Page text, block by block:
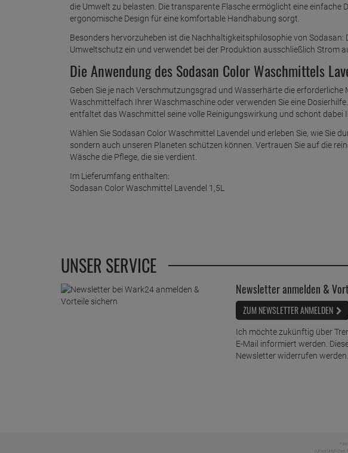
die Umwelt zu belasten. Die transparente Flasche ermöglicht eine einfache
ergonomische Design für eine komfortable Handhabung sorgt.
Besonders hervorzuheben ist die Nachhaltigkeitsphilosophie von
Umweltschutz ein und verwendet bei der Produktion ausschließlich Strom
Die Anwendung des Sodasan Color Waschmittels
Geben Sie je nach Verschmutzungsgrad und Wasserhärte die
Waschmittelfach Ihrer Waschmaschine oder verwenden Sie eine
entfaltet das Waschmittel seine volle Reinigungswirkung und schont dabei
Wählen Sie Sodasan Color Waschmittel Lavendel und erleben Sie, wie Sie
sondern auch unseren Planeten schützen können. Vertrauen Sie auf die
Wäsche die Pflege, die sie verdient.
Im Lieferumfang enthalten:
Sodasan Color Waschmittel Lavendel 1,5L
UNSER SERVICE
Newsletter anmelden &
ZUM NEWSLETTER ANMELDEN
Ich möchte zukünftig über
E-Mail informiert werden.
Newsletter widerrufen
*
Ursprünglicher